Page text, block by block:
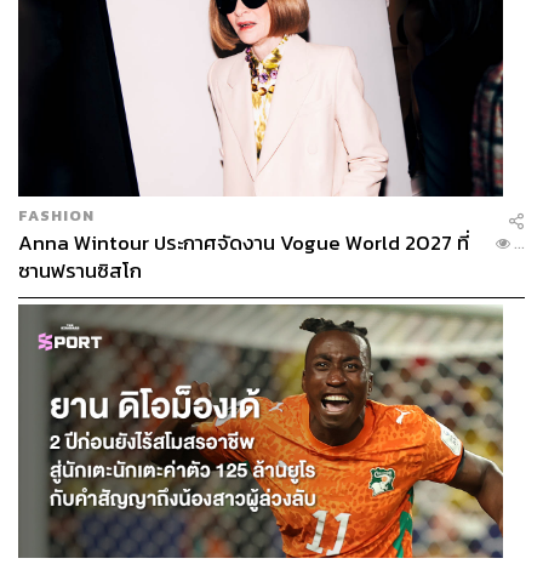
FASHION
Anna Wintour ประกาศจัดงาน Vogue World 2027 ที่
ซานฟรานซิสโก
...